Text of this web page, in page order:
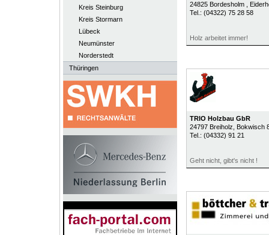
Kreis Steinburg
Kreis Stormarn
Lübeck
Neumünster
Norderstedt
Thüringen
24825 Bordesholm
,
Tel.: (04322) 75 28 58
Holz arbeitet immer!
TRIO Holzbau GbR
24797 Breiholz , Bokwisch
Tel.: (04332) 91 21
Geht nicht, gibt's nicht !